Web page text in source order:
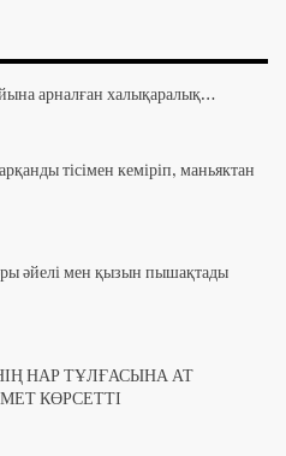
арналған халықаралық…
тісімен кеміріп, маньяктан
әйелі мен қызын пышақтады
НАР ТҰЛҒАСЫНА АТ
КӨРСЕТТІ